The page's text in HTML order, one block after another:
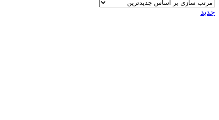
جدید